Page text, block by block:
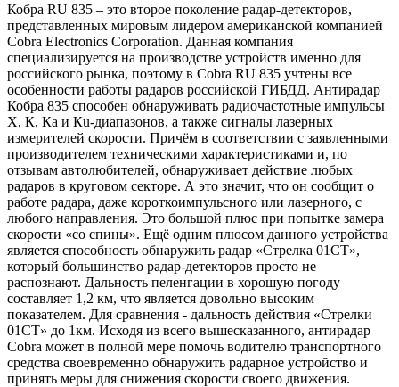
Кобра RU 835 – это второе поколение радар-детекторов,
представленных мировым лидером американской компанией
Cobra Electronics Corporation. Данная компания
специализируется на производстве устройств именно для
российского рынка, поэтому в Cobra RU 835 учтены все
особенности работы радаров российской ГИБДД. Антирадар
Кобра 835 способен обнаруживать радиочастотные импульсы
Х, К, Ка и Кu-диапазонов, а также сигналы лазерных
измерителей скорости. Причём в соответствии с заявленными
производителем техническими характеристиками и, по
отзывам автолюбителей, обнаруживает действие любых
радаров в круговом секторе. А это значит, что он сообщит о
работе радара, даже короткоимпульсного или лазерного, с
любого направления. Это большой плюс при попытке замера
скорости «со спины». Ещё одним плюсом данного устройства
является способность обнаружить радар «Стрелка 01СТ»,
который большинство радар-детекторов просто не
распознают. Дальность пеленгации в хорошую погоду
составляет 1,2 км, что является довольно высоким
показателем. Для сравнения - дальность действия «Стрелки
01СТ» до 1км. Исходя из всего вышесказанного, антирадар
Cobra может в полной мере помочь водителю транспортного
средства своевременно обнаружить радарное устройство и
принять меры для снижения скорости своего движения.